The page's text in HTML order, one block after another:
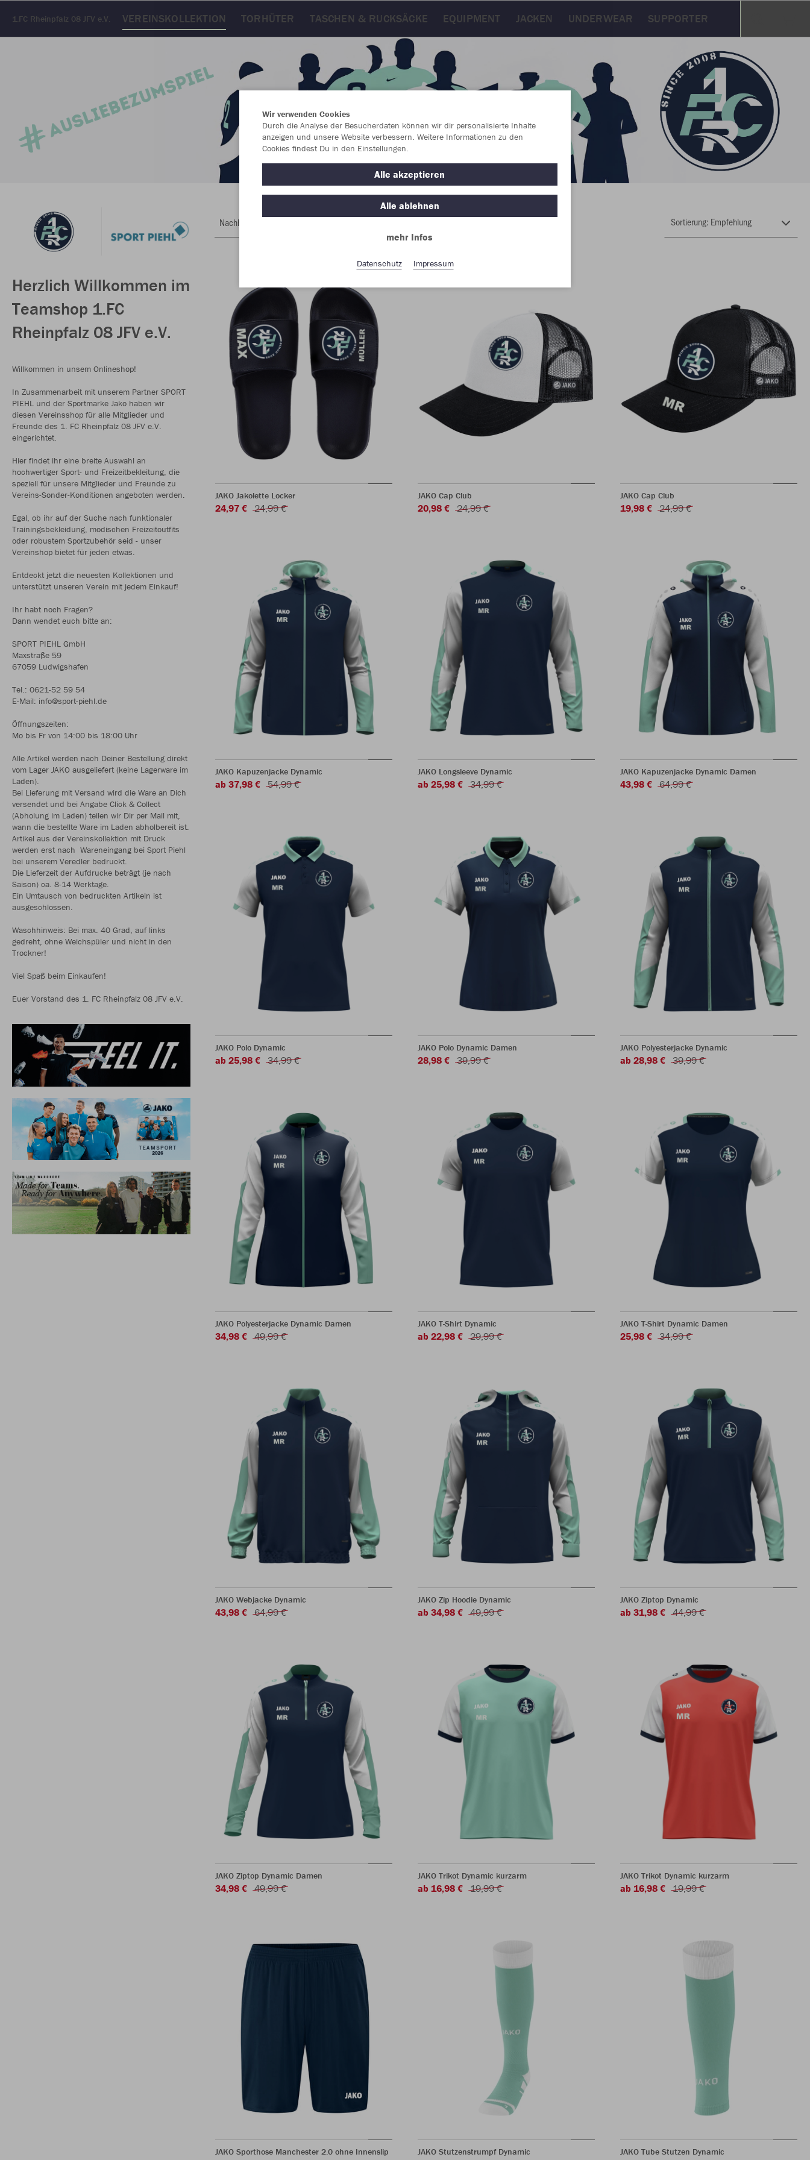
1.FC Rheinpfalz 08 JFV e.V. VEREINSKOLLEKTION TORHÜTER TASCHEN & RUCKSÄCKE EQUIPMENT JACKEN UNDERWEAR SUPPORTER
Herzlich Willkommen im
Teamshop 1.FC
Rheinpfalz 08 JFV e.V.
Willkommen in unsem Onlineshop!
In Zusammenarbeit mit unserem Partner SPORT
PIEHL und der Sportmarke Jako haben wir
diesen Vereinsshop für alle Mitglieder und
Freunde des 1. FC Rheinpfalz 08 JFV e.V.
eingerichtet.
Hier findet ihr eine breite Auswahl an
hochwertiger Sport- und Freizeitbekleitung, die
speziell für unsere Mitglieder und Freunde zu
Vereins-Sonder-Konditionen angeboten werden.
Egal, ob ihr auf der Suche nach funktionaler
Trainingsbekleidung, modischen Freizeitoutfits
oder robustem Sportzubehör seid - unser
Vereinshop bietet für jeden etwas.
Entdeckt jetzt die neuesten Kollektionen und
unterstützt unseren Verein mit jedem Einkauf!
Ihr habt noch Fragen?
Dann wendet euch bitte an:
SPORT PIEHL GmbH
Maxstraße 59
67059 Ludwigshafen
Tel.: 0621-52 59 54
E-Mail: info@sport-piehl.de
Öffnungszeiten:
Mo bis Fr von 14:00 bis 18:00 Uhr
Alle Artikel werden nach Deiner Bestellung direkt
vom Lager JAKO ausgeliefert (keine Lagerware im
Laden).
Bei Lieferung mit Versand wird die Ware an Dich
versendet und bei Angabe Click & Collect
(Abholung im Laden) teilen wir Dir per Mail mit,
wann die bestellte Ware im Laden abholbereit ist.
Artikel aus der Vereinskollektion mit Druck
werden erst nach Wareneingang bei Sport Piehl
bei unserem Veredler bedruckt.
Die Lieferzeit der Aufdrucke beträgt (je nach
Saison) ca. 8-14 Werktage.
Ein Umtausch von bedruckten Artikeln ist
ausgeschlossen.
Waschhinweis: Bei max. 40 Grad, auf links
gedreht, ohne Weichspüler und nicht in den
Trockner!
Viel Spaß beim Einkaufen!
Euer Vorstand des 1. FC Rheinpfalz 08 JFV e.V.
Nachhaltig
JAKO Jakolette Locker
24,97 € 24,99 €
JAKO Cap Club
20,98 € 24,99 €
JAKO Cap Club
19,98 € 24,99 €
JAKO Kapuzenjacke Dynamic
ab 37,98 € 54,99 €
JAKO Longsleeve Dynamic
ab 25,98 € 34,99 €
JAKO Kapuzenjacke Dynamic Damen
43,98 € 64,99 €
JAKO Polo Dynamic
ab 25,98 € 34,99 €
JAKO Polo Dynamic Damen
28,98 € 39,99 €
JAKO Polyesterjacke Dynamic
ab 28,98 € 39,99 €
JAKO Polyesterjacke Dynamic Damen
34,98 € 49,99 €
JAKO T-Shirt Dynamic
ab 22,98 € 29,99 €
JAKO T-Shirt Dynamic Damen
25,98 € 34,99 €
JAKO Webjacke Dynamic
43,98 € 64,99 €
JAKO Zip Hoodie Dynamic
ab 34,98 € 49,99 €
JAKO Ziptop Dynamic
ab 31,98 € 44,99 €
JAKO Ziptop Dynamic Damen
34,98 € 49,99 €
JAKO Trikot Dynamic kurzarm
ab 16,98 € 19,99 €
JAKO Trikot Dynamic kurzarm
ab 16,98 € 19,99 €
JAKO Sporthose Manchester 2.0 ohne Innenslip JAKO Stutzenstrumpf Dynamic JAKO Tube Stutzen Dynamic
Wir verwenden Cookies
Durch die Analyse der Besucherdaten können wir dir personalisierte Inhalte
anzeigen und unsere Website verbessern. Weitere Informationen zu den
Cookies findest Du in den Einstellungen.
Alle akzeptieren
Alle ablehnen
mehr Infos
Datenschutz Impressum